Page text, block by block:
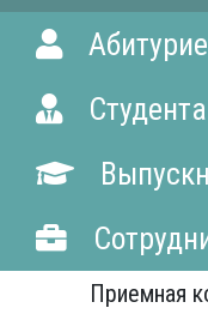
Приемная